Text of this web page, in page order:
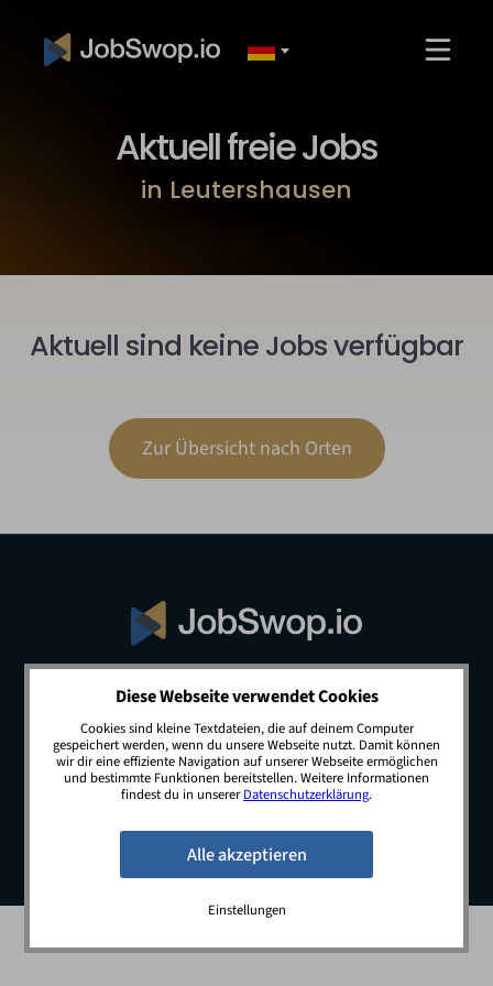
Aktuell freie Jobs
in Leutershausen
Aktuell sind keine Jobs verfügbar
Zur Übersicht nach Orten
© 2026 JobSwop.io · All rights reserved.
Blog Jobs Newsletter
Kontakt
Preise
Impressum Datenschutz
Diese Webseite verwendet Cookies
Cookies sind kleine Textdateien, die auf deinem Computer
gespeichert werden, wenn du unsere Webseite nutzt. Damit können
wir dir eine effiziente Navigation auf unserer Webseite ermöglichen
und bestimmte Funktionen bereitstellen. Weitere Informationen
findest du in unsererDatenschutzerklärung.
Einstellungen